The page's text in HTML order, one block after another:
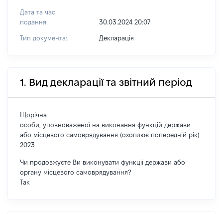
Дата та час
подання:
30.03.2024 20:07
Тип документа: Декларація
1. Вид декларації та звітний період
Щорічна
особи, уповноваженої на виконання функцій держави
або місцевого самоврядування (охоплює попередній рік)
2023
Чи продовжуєте Ви виконувати функції держави або
органу місцевого самоврядування?
Так